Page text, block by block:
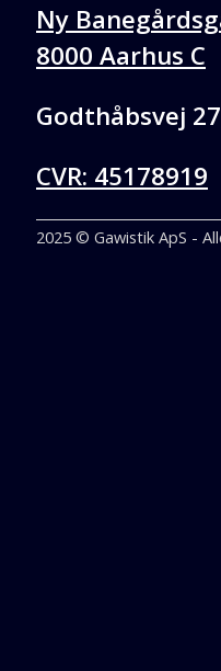
Ny
8000 Aarhus C
Godthåbsvej
CVR: 45178919
2025 © Gawistik ApS -